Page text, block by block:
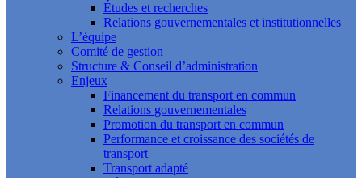
Études et recherches
Relations gouvernementales et institutionnelles
L’équipe
Comité de gestion
Structure & Conseil d’administration
Enjeux
Financement du transport en commun
Relations gouvernementales
Promotion du transport en commun
Performance et croissance des sociétés de
transport
Transport adapté